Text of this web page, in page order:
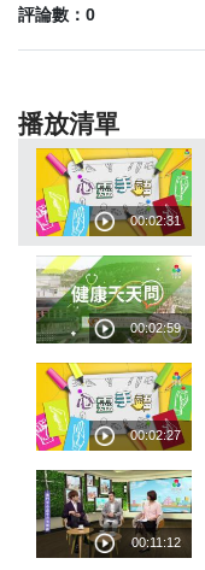
評論數：0
播放清單